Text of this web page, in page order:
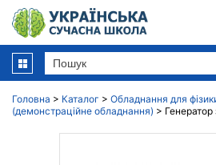
Головна > Каталог > Обладнання для
(демонстраційне обладнання) >